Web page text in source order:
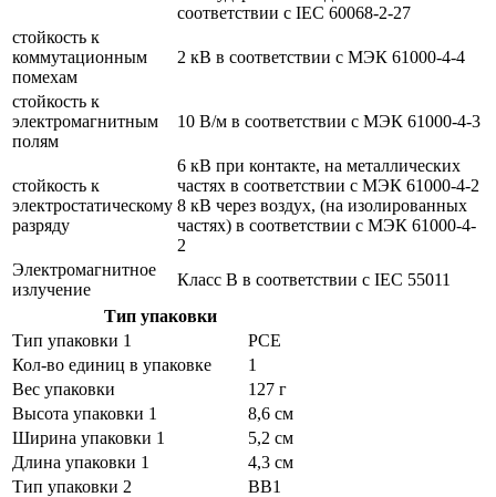
соответствии с IEC 60068-2-27
стойкость к
коммутационным
помехам
2 кВ в соответствии с МЭК 61000-4-4
стойкость к
электромагнитным
полям
10 В/м в соответствии с МЭК 61000-4-3
стойкость к
электростатическому
разряду
6 кВ при контакте, на металлических
частях в соответствии с МЭК 61000-4-2
8 кВ через воздух, (на изолированных
частях) в соответствии с МЭК 61000-4-
2
Электромагнитное
излучение
Класс B в соответствии с IEC 55011
Тип упаковки
Тип упаковки 1
PCE
Кол-во единиц в упаковке
1
Вес упаковки
127 г
Высота упаковки 1
8,6 см
Ширина упаковки 1
5,2 см
Длина упаковки 1
4,3 см
Тип упаковки 2
BB1